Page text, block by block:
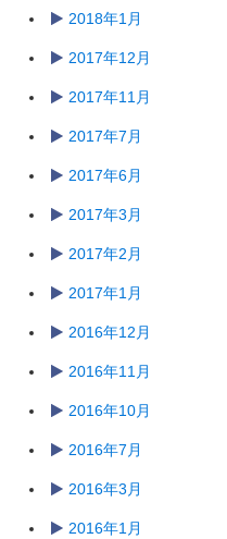
2018年1月
2017年12月
2017年11月
2017年7月
2017年6月
2017年3月
2017年2月
2017年1月
2016年12月
2016年11月
2016年10月
2016年7月
2016年3月
2016年1月